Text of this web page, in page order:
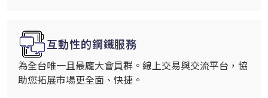
互動性的鋼鐵服務
為全台唯一且最龐大會員群。線上交易與交流平台，協
助您拓展市場更全面、快捷。